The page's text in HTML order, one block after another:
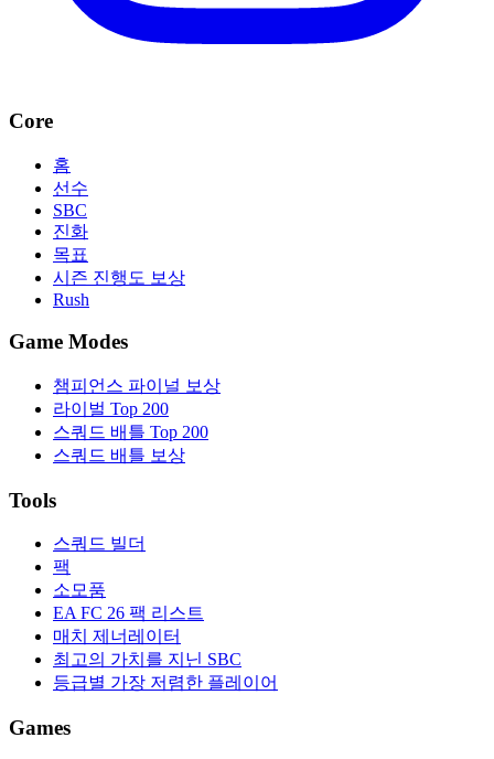
Core
홈
선수
SBC
진화
목표
시즌 진행도 보상
Rush
Game Modes
챔피언스 파이널 보상
라이벌 Top 200
스쿼드 배틀 Top 200
스쿼드 배틀 보상
Tools
스쿼드 빌더
팩
소모품
EA FC 26 팩 리스트
매치 제너레이터
최고의 가치를 지닌 SBC
등급별 가장 저렴한 플레이어
Games